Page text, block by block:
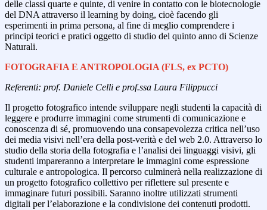
delle classi quarte e quinte, di venire in contatto con le biotecnologie
del DNA attraverso il learning by doing, cioè facendo gli
esperimenti in prima persona, al fine di meglio comprendere i
principi teorici e pratici oggetto di studio del quinto anno di Scienze
Naturali.
FOTOGRAFIA E ANTROPOLOGIA (FLS, ex PCTO)
Referenti: prof. Daniele Celli e prof.ssa Laura Filippucci
Il progetto fotografico intende sviluppare negli studenti la capacità di
leggere e produrre immagini come strumenti di comunicazione e
conoscenza di sé, promuovendo una consapevolezza critica nell’uso
dei media visivi nell’era della post-verità e del web 2.0. Attraverso lo
studio della storia della fotografia e l’analisi dei linguaggi visivi, gli
studenti impareranno a interpretare le immagini come espressione
culturale e antropologica. Il percorso culminerà nella realizzazione di
un progetto fotografico collettivo per riflettere sul presente e
immaginare futuri possibili. Saranno inoltre utilizzati strumenti
digitali per l’elaborazione e la condivisione dei contenuti prodotti.